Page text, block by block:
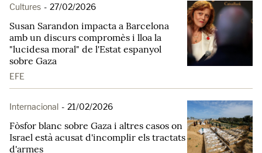
Cultures - 27/02/2026
Susan Sarandon impacta a Barcelona
amb un discurs compromès i lloa la
"lucidesa moral" de l'Estat espanyol
sobre Gaza
EFE
Internacional - 21/02/2026
Fòsfor blanc sobre Gaza i altres casos on
Israel està acusat d'incomplir els tractats
d'armes